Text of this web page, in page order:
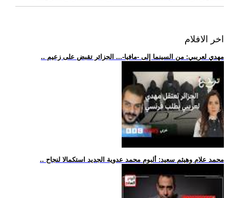
اخر الافلام
.. مهدي لعريبي: من السينما إلى -مافيا-... الجزائر تقبض على زعيم
.. محمد علام وهيثم سعيد: ألبوم محمد عدوية الجديد استكمالا لنجاح